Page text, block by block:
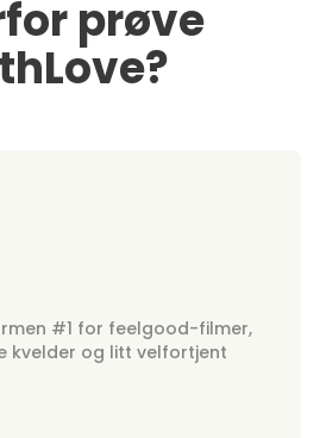
prøve
#1 for feelgood-filmer,
kvelder og litt velfortjent